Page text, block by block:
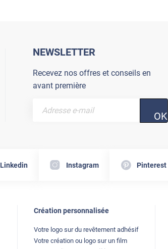
NEWSLETTER
Recevez nos offres et conseils en
avant première
OK
Linkedin Instagram Pinterest
Création personnalisée
Votre logo sur du revêtement adhésif
Votre création ou logo sur un film